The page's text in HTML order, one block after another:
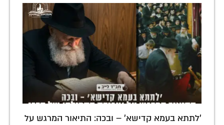
'לתתא בעמא קדישא' – ובכה: התיאור המרגש על